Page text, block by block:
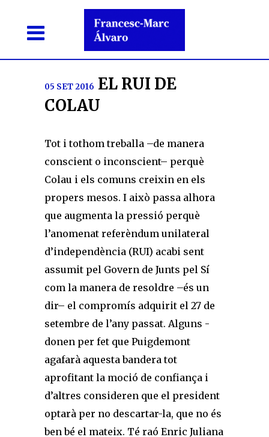
05 SET 2016 EL RUI DE
COLAU
Tot i tothom treballa –de manera
conscient o inconscient– perquè
Colau i els comuns creixin en els
propers mesos. I això passa alhora
que augmenta la pressió perquè
l’anomenat referèndum unilateral
d’independència (RUI) acabi sent
assumit pel Govern de Junts pel Sí
com la manera de resoldre –és un
dir– el compromís adquirit el 27 de
setembre de l’any passat. Alguns ­
donen per fet que Puigdemont
agafarà aquesta bandera tot
aprofitant la moció de confiança i
d’altres consideren que el president
optarà per no descartar-la, que no és
ben bé el mateix. Té raó Enric Juliana